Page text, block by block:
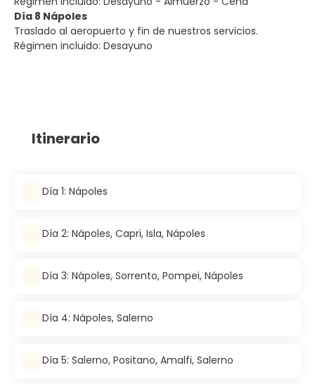
Día 8 Nápoles
Traslado al aeropuerto y fin de nuestros servicios.
Régimen incluido: Desayuno
Itinerario
Día 1: Nápoles
Día 2: Nápoles, Capri, Isla, Nápoles
Día 3: Nápoles, Sorrento, Pompei, Nápoles
Día 4: Nápoles, Salerno
Día 5: Salerno, Positano, Amalfi, Salerno